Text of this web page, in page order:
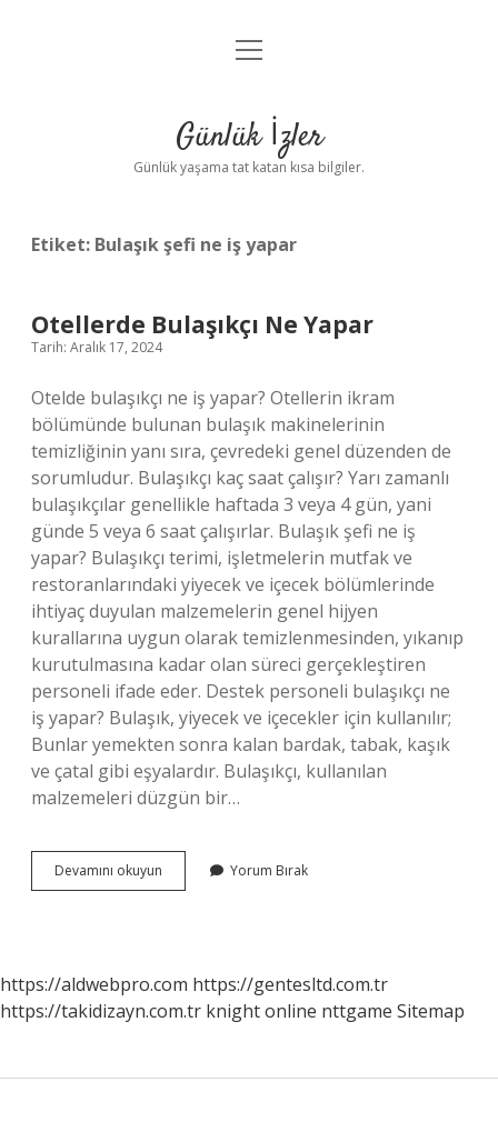
Anasayfa
Yasal Uyarı
menüyü
Günlük İzler
Günlük yaşama tat katan kısa bilgiler.
Etiket: Bulaşık şefi ne iş yapar
Otellerde Bulaşıkçı Ne Yapar
Tarih: Aralık 17, 2024
Otelde bulaşıkçı ne iş yapar? Otellerin ikram
bölümünde bulunan bulaşık makinelerinin
temizliğinin yanı sıra, çevredeki genel düzenden de
sorumludur. Bulaşıkçı kaç saat çalışır? Yarı zamanlı
bulaşıkçılar genellikle haftada 3 veya 4 gün, yani
günde 5 veya 6 saat çalışırlar. Bulaşık şefi ne iş
yapar? Bulaşıkçı terimi, işletmelerin mutfak ve
restoranlarındaki yiyecek ve içecek bölümlerinde
ihtiyaç duyulan malzemelerin genel hijyen
kurallarına uygun olarak temizlenmesinden, yıkanıp
kurutulmasına kadar olan süreci gerçekleştiren
personeli ifade eder. Destek personeli bulaşıkçı ne
iş yapar? Bulaşık, yiyecek ve içecekler için kullanılır;
Bunlar yemekten sonra kalan bardak, tabak, kaşık
ve çatal gibi eşyalardır. Bulaşıkçı, kullanılan
malzemeleri düzgün bir…
Devamını okuyun Otellerde
Bulaşıkçı
Yorum Bırak
https://aldwebpro.com https://gentesltd.com.tr
https://takidizayn.com.tr knight online nttgame Sitemap